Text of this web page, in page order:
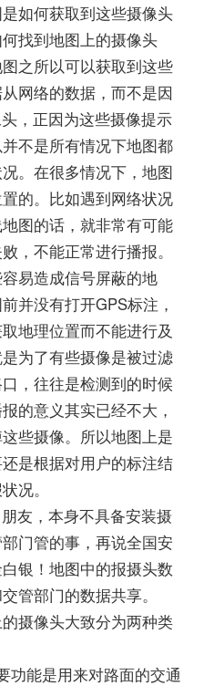
如何获取到这些摄像头
找到地图上的摄像头
之所以可以获取到这些
网络的数据，而不是因
，正因为这些摄像提示
不是所有情况下地图都
。在很多情况下，地图
的。比如遇到网络状况
图的话，就非常有可能
，不能正常进行播报。
易造成信号屏蔽的地
并没有打开GPS标注，
地理位置而不能进行及
为了有些摄像是被过滤
，往往是检测到的时候
的意义其实已经不大，
些摄像。所以地图上是
是根据对用户的标注结
况。
友，本身不具备安装摄
门管的事，再说全国安
银！地图中的报摄头数
管部门的数据共享。
摄像头大致分为两种类
功能是用来对路面的交通